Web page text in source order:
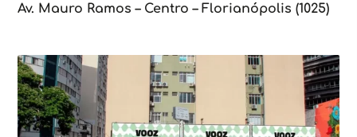
Av. Mauro Ramos – Centro – Florianópolis (1025)